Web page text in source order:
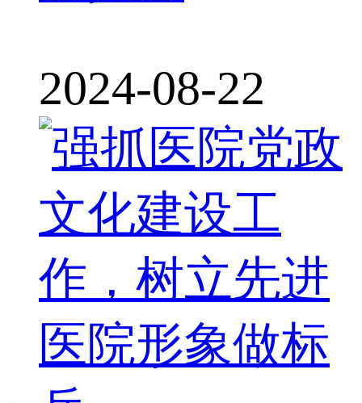
2024-08-22